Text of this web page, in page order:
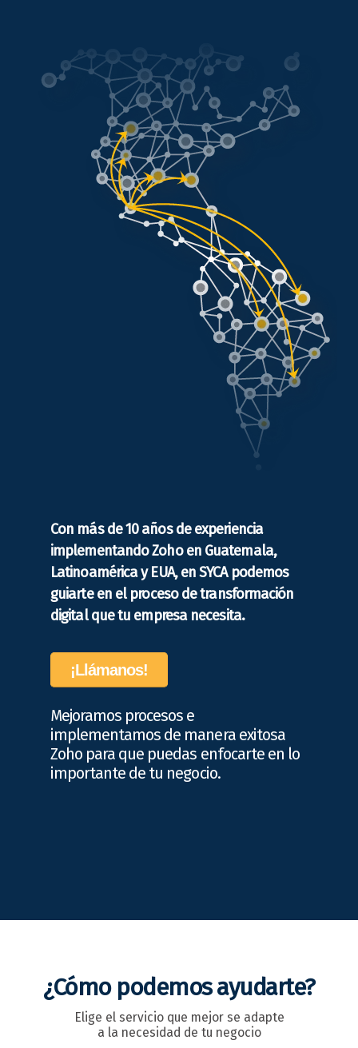
Con más de 10 años de experiencia
implementando Zoho en Guatemala,
Latinoamérica y EUA, en SYCA podemos
guiarte en el proceso de transformación
digital que tu empresa necesita.
¡Llámanos!
Mejoramos procesos e
implementamos de manera exitosa
Zoho para que puedas enfocarte en lo
importante de tu negocio.
¿Cómo podemos ayudarte?
Elige el servicio que mejor se adapte
a la necesidad de tu negocio